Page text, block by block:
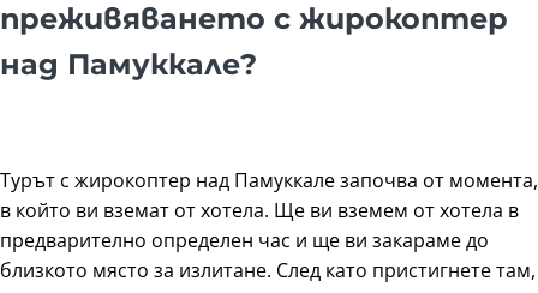
преживяването с жирокоптер
над Памуккале?
Турът с жирокоптер над Памуккале започва от момента,
в който ви вземат от хотела. Ще ви вземем от хотела в
предварително определен час и ще ви закараме до
близкото място за излитане. След като пристигнете там,